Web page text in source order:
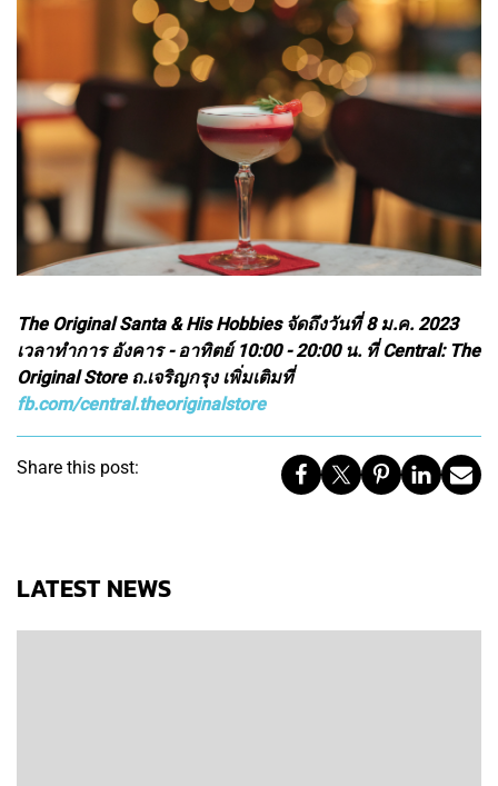
The Original Santa & His Hobbies จัดถึงวันที่ 8 ม.ค. 2023
เวลาทำการ อังคาร - อาทิตย์ 10:00 - 20:00 น. ที่ Central: The
Original Store ถ.เจริญกรุง เพิ่มเติมที่
fb.com/central.theoriginalstore
Share this post:
LATEST NEWS